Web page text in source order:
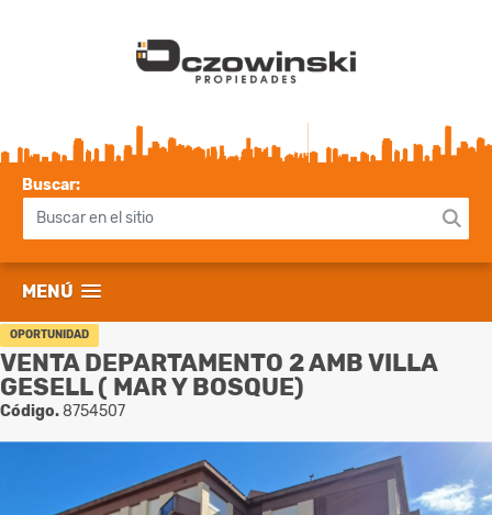
Buscar:
MENÚ
OPORTUNIDAD
VENTA DEPARTAMENTO 2 AMB VILLA
GESELL ( MAR Y BOSQUE)
Código.8754507